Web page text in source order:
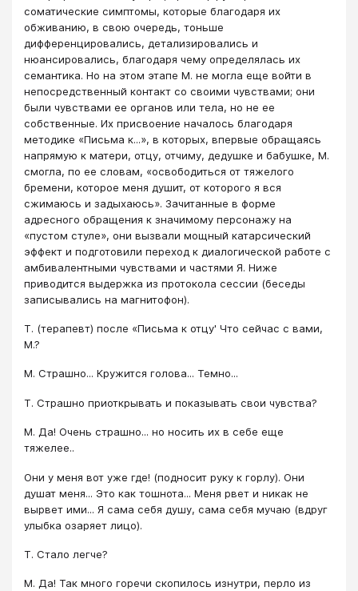
соматические симптомы, которые благодаря их
обживанию, в свою очередь, тоньше
дифференцировались, детализировались и
нюансировались, благодаря чему определялась их
семантика. Но на этом этапе М. не могла еще войти в
непосредственный контакт со своими чувствами; они
были чувствами ее органов или тела, но не ее
собственные. Их присвоение началось благодаря
методике «Письма к...», в которых, впервые обращаясь
напрямую к матери, отцу, отчиму, дедушке и бабушке, М.
смогла, по ее словам, «освободиться от тяжелого
бремени, которое меня душит, от которого я вся
сжимаюсь и задыхаюсь». Зачитанные в форме
адресного обращения к значимому персонажу на
«пустом стуле», они вызвали мощный катарсический
эффект и подготовили переход к диалогической работе с
амбивалентными чувствами и частями Я. Ниже
приводится выдержка из протокола сессии (беседы
записывались на магнитофон).
Т. (терапевт) после «Письма к отцу' Что сейчас с вами,
М.?
М. Страшно... Кружится голова... Темно...
Т. Страшно приоткрывать и показывать свои чувства?
М. Да! Очень страшно... но носить их в себе еще
тяжелее..
Они у меня вот уже где! (подносит руку к горлу). Они
душат меня... Это как тошнота... Меня рвет и никак не
вырвет ими... Я сама себя душу, сама себя мучаю (вдруг
улыбка озаряет лицо).
Т. Стало легче?
М. Да! Так много горечи скопилось изнутри, перло из